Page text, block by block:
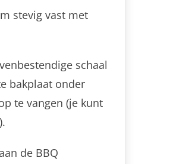
stevig vast met
schaal
bakplaat onder
te vangen (je kunt
de BBQ